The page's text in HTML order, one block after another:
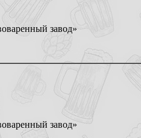
завод»
завод»